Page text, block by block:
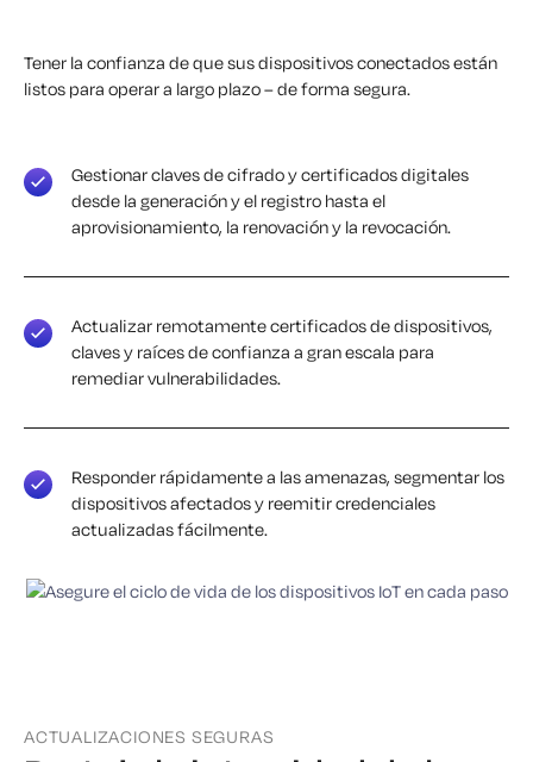
Tener la confianza de que sus dispositivos conectados están
listos para operar a largo plazo – de forma segura.
Gestionar claves de cifrado y certificados digitales
desde la generación y el registro hasta el
aprovisionamiento, la renovación y la revocación.
Actualizar remotamente certificados de dispositivos,
claves y raíces de confianza a gran escala para
remediar vulnerabilidades.
Responder rápidamente a las amenazas, segmentar los
dispositivos afectados y reemitir credenciales
actualizadas fácilmente.
ACTUALIZACIONES SEGURAS